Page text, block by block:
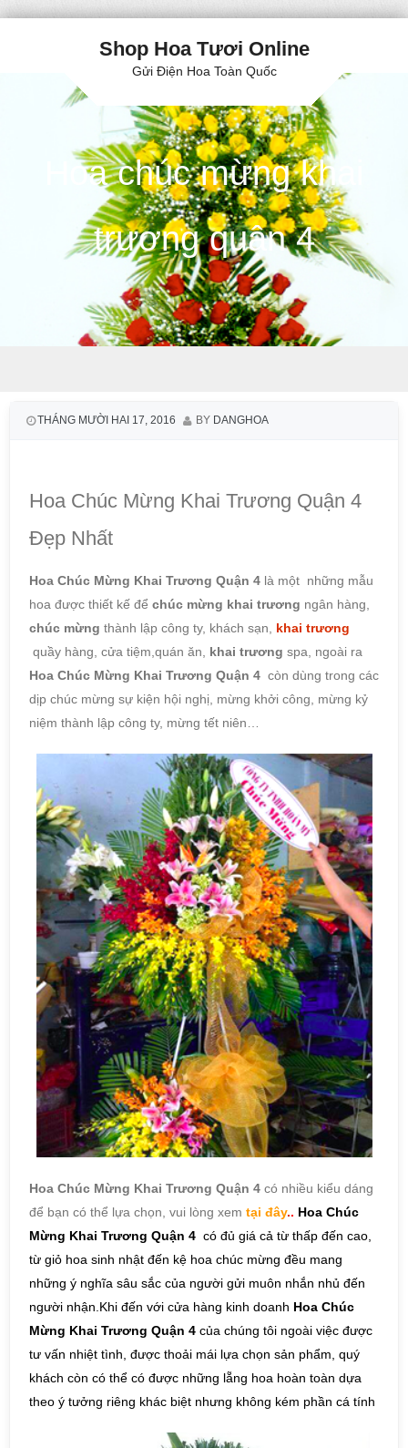
Shop Hoa Tươi Online
Gửi Điện Hoa Toàn Quốc
Hoa chúc mừng khai
trương quận 4
THÁNG MƯỜI HAI 17, 2016 BY DANGHOA
Hoa Chúc Mừng Khai Trương Quận 4
Đẹp Nhất
Hoa Chúc Mừng Khai Trương Quận 4 là một những mẫu
hoa được thiết kế để chúc mừng khai trương ngân hàng,
chúc mừng thành lập công ty, khách sạn, khai trương
quầy hàng, cửa tiệm,quán ăn, khai trương spa, ngoài ra
Hoa Chúc Mừng Khai Trương Quận 4 còn dùng trong các
dịp chúc mừng sự kiện hội nghị, mừng khởi công, mừng kỷ
niệm thành lập công ty, mừng tết niên…
Hoa Chúc Mừng Khai Trương Quận 4 có nhiều kiểu dáng
để bạn có thể lựa chọn, vui lòng xem tại đây.. Hoa Chúc
Mừng Khai Trương Quận 4 có đủ giá cả từ thấp đến cao,
từ giỏ hoa sinh nhật đến kệ hoa chúc mừng đều mang
những ý nghĩa sâu sắc của người gửi muôn nhắn nhủ đến
người nhận.Khi đến với cửa hàng kinh doanh Hoa Chúc
Mừng Khai Trương Quận 4 của chúng tôi ngoài việc được
tư vấn nhiệt tình, được thoải mái lựa chọn sản phẩm, quý
khách còn có thể có được những lẵng hoa hoàn toàn dựa
theo ý tưởng riêng khác biệt nhưng không kém phần cá tính